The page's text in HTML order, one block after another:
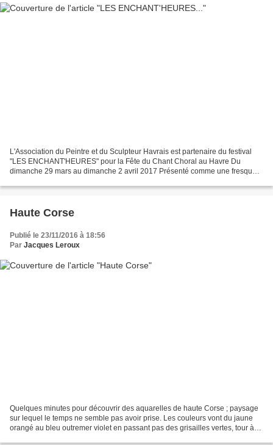
L'Association du Peintre et du Sculpteur Havrais est partenaire du festival
"LES ENCHANT'HEURES" pour la Fête du Chant Choral au Havre Du
dimanche 29 mars au dimanche 2 avril 2017 Présenté comme une fresque
Haute Corse
Publié le 23/11/2016 à 18:56
Par Jacques Leroux
Quelques minutes pour découvrir des aquarelles de haute Corse ; paysage
sur lequel le temps ne semble pas avoir prise. Les couleurs vont du jaune
orangé au bleu outremer violet en passant pas des grisailles vertes, tour à